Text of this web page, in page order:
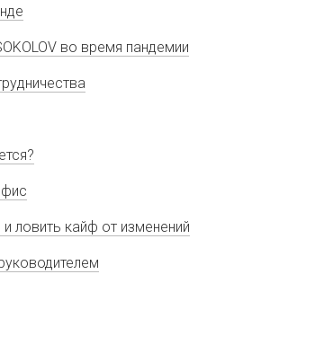
во время пандемии
ловить кайф от изменений